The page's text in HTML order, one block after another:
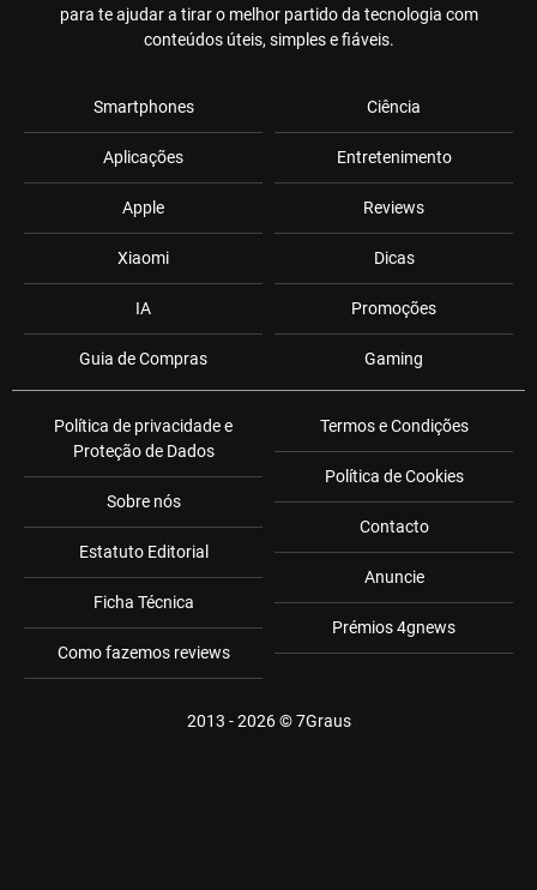
para te ajudar a tirar o melhor partido da tecnologia com
conteúdos úteis, simples e fiáveis.
Smartphones
Aplicações
Apple
Xiaomi
IA
Guia de Compras
Ciência
Entretenimento
Reviews
Dicas
Promoções
Gaming
Política de privacidade e
Proteção de Dados
Sobre nós
Estatuto Editorial
Ficha Técnica
Como fazemos reviews
Termos e Condições
Política de Cookies
Contacto
Anuncie
Prémios 4gnews
2013 - 2026 ©7Graus